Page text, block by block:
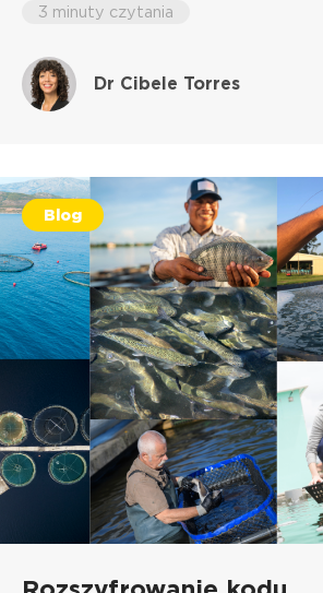
3 minuty czytania
Dr Cibele Torres
Blog